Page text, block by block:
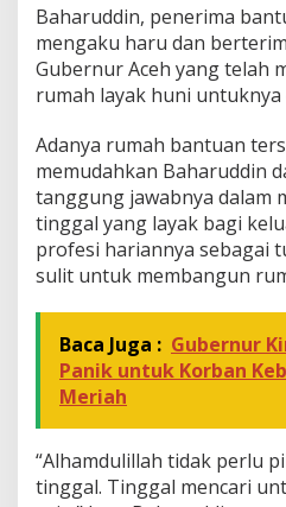
Baharuddin, penerima
mengaku haru dan
Gubernur Aceh yang telah
rumah layak huni untuknya
Adanya rumah bantuan
memudahkan Baharuddin
tanggung jawabnya dalam
tinggal yang layak bagi
profesi hariannya sebagai
sulit untuk membangun
Baca Juga : Gubernur
Panik untuk Korban
Meriah
“Alhamdulillah tidak perlu
tinggal. Tinggal mencari